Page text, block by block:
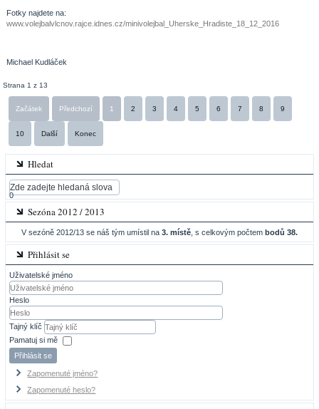
Fotky najdete na:
www.volejbalvlcnov.rajce.idnes.cz/minivolejbal_Uherske_Hradiste_18_12_2016
Michael Kudláček
Strana 1 z 13
Začátek Předchozí 1 2 3 4 5 6 7 8 9
10 Další Konec
Hledat
0
Sezóna 2012 / 2013
V sezóně 2012/13 se náš tým umístil na 3. místě , s celkovým počtem bodů 38.
Přihlásit se
Uživatelské jméno
Heslo
Tajný klíč
Pamatuj si mě
Přihlásit se
Zapomenuté jméno?
Zapomenuté heslo?